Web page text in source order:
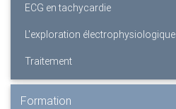
ECG en tachycardie
L'exploration électrophysiologique
Traitement
Formation